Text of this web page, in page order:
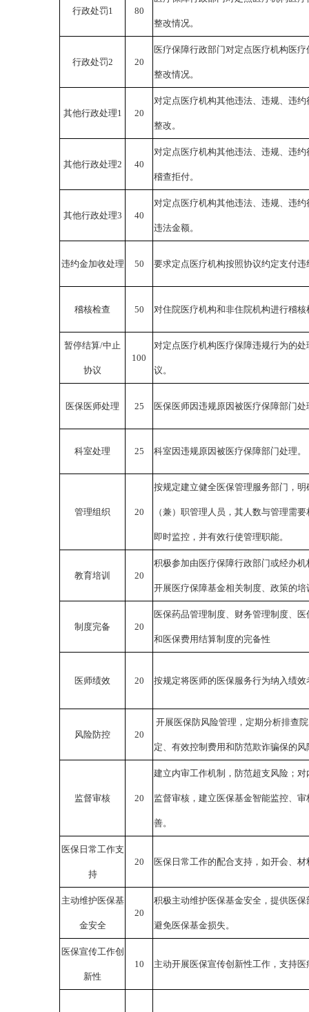
行政处罚1 80
整改情况。
行政处罚2 20
医疗保障行政部门对定点医疗机构医
整改情况。
其他行政处理1 20
对定点医疗机构其他违法、违规、违
整改。
其他行政处理2 40
对定点医疗机构其他违法、违规、违
稽查拒付。
其他行政处理3 40
对定点医疗机构其他违法、违规、违
违法金额。
违约金加收处理 50 要求定点医疗机构按照协议约定支付违
稽核检查 50 对住院医疗机构和非住院机构进行稽核
暂停结算/中止
协议
100
对定点医疗机构医疗保障违规行为的
议。
医保医师处理 25 医保医师因违规原因被医疗保障部门处
科室处理 25 科室因违规原因被医疗保障部门处理。
管理组织 20
按规定建立健全医保管理服务部门，
（兼）职管理人员，其人数与管理需
即时监控，并有效行使管理职能。
教育培训 20
积极参加由医疗保障行政部门或经办
开展医疗保障基金相关制度、政策的培
制度完备 20
医保药品管理制度、财务管理制度、
和医保费用结算制度的完备性
医师绩效 20 按规定将医师的医保服务行为纳入绩
风险防控 20
开展医保防风险管理，定期分析排查
定、有效控制费用和防范欺诈骗保的
监督审核 20
建立内审工作机制，防范超支风险；
监督审核，建立医保基金智能监控、
善。
医保日常工作支
持
20 医保日常工作的配合支持，如开会、
主动维护医保基
金安全
20
积极主动维护医保基金安全，提供医
避免医保基金损失。
医保宣传工作创
新性
10 主动开展医保宣传创新性工作，支持